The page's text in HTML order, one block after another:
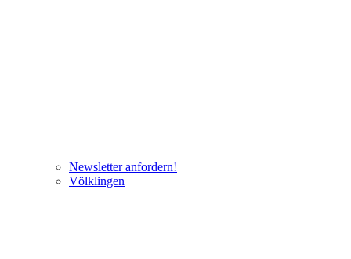
Newsletter anfordern!
Völklingen